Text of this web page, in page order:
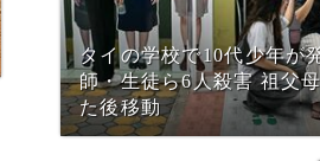
タイの学校で10代少年が
師・生徒ら6人殺害 祖父
た後移動